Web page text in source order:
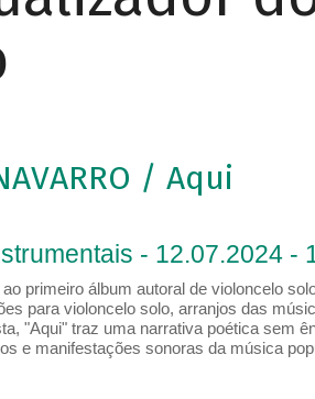
/ Aqui
- 12.07.2024 -
primeiro álbum autoral de violoncelo
para violoncelo solo, arranjos das
"Aqui" traz uma narrativa poética sem
e manifestações sonoras da música